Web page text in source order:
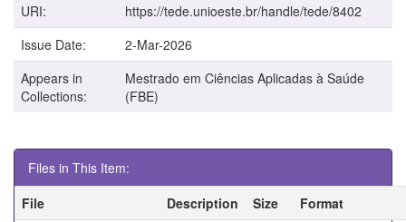
URI:
https://tede.unioeste.br/handle/tede/8402
Issue Date:
2-Mar-2026
Appears in
Collections:
Mestrado em Ciências Aplicadas à Saúde
(FBE)
Files in This Item:
File
Description Size
Format